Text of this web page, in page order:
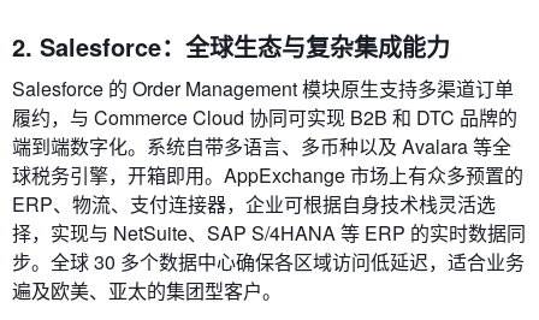
2. Salesforce：全球生态与复杂集成能力
Salesforce 的 Order Management 模块原生支持多渠道订单
履约，与 Commerce Cloud 协同可实现 B2B 和 DTC 品牌的
端到端数字化。系统自带多语言、多币种以及 Avalara 等全
球税务引擎，开箱即用。AppExchange 市场上有众多预置的
ERP、物流、支付连接器，企业可根据自身技术栈灵活选
择，实现与 NetSuite、SAP S/4HANA 等 ERP 的实时数据同
步。全球 30 多个数据中心确保各区域访问低延迟，适合业务
遍及欧美、亚太的集团型客户。